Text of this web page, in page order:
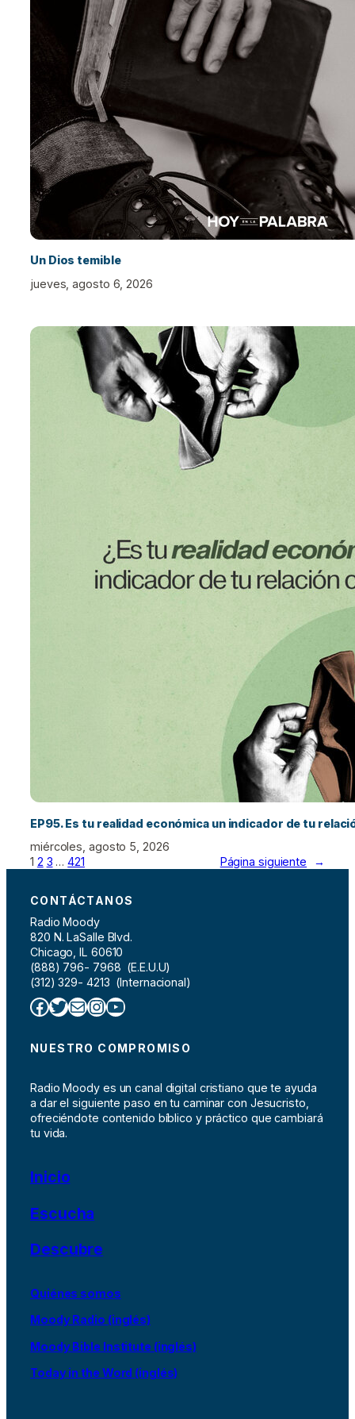
Un Dios temible
jueves, agosto 6, 2026
EP95. Es tu realidad económica un indicador de tu
miércoles, agosto 5, 2026
1 2 3 … 421 Página siguiente →
CONTÁCTANOS
Radio Moody
820 N. LaSalle Blvd.
Chicago, IL 60610
(888) 796- 7968 (E.E.U.U)
(312) 329- 4213 (Internacional)
Facebook Twitter Correo electrónico InstagramYouTube
NUESTRO COMPROMISO
Radio Moody es un canal digital cristiano que te ayuda
a dar el siguiente paso en tu caminar con Jesucristo,
ofreciéndote contenido bíblico y práctico que cambiará
tu vida.
Inicio
Escucha
Descubre
Quiénes somos
Moody Radio (inglés)
Moody Bible Institute (inglés)
Today in the Word (inglés)